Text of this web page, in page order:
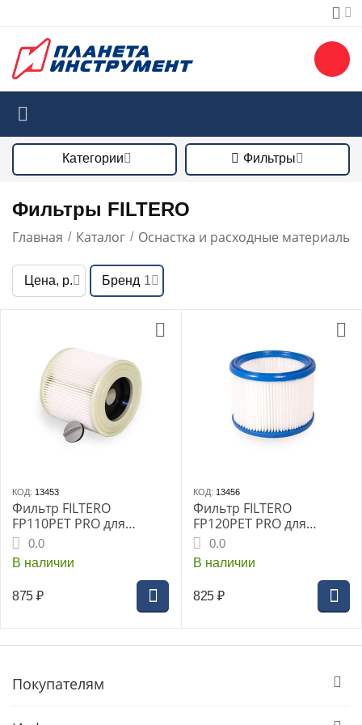
Категории Фильтры
Фильтры FILTERO
Главная / Каталог / Оснастка и расходные материалы
Цена, р. Бренд 1
КОД: 13453
Фильтр FILTERO
FP110PET PRO для
пылесоса KARCHER
0.0
В наличии
875 ₽
КОД: 13456
Фильтр FILTERO
FP120PET PRO для
пылесоса BOSCH MAKITA
METABO STIHL
0.0
В наличии
825 ₽
Покупателям